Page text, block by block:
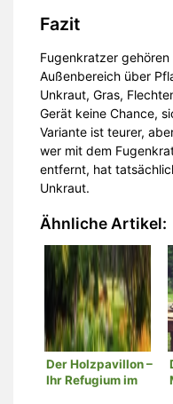
Fazit
Fugenkratzer
Außenbereich über
Unkraut, Gras,
Gerät keine Chance,
Variante ist teurer,
wer mit dem
entfernt, hat
Unkraut.
Ähnliche Artikel:
Der Holzpavillon –
Ihr Refugium im